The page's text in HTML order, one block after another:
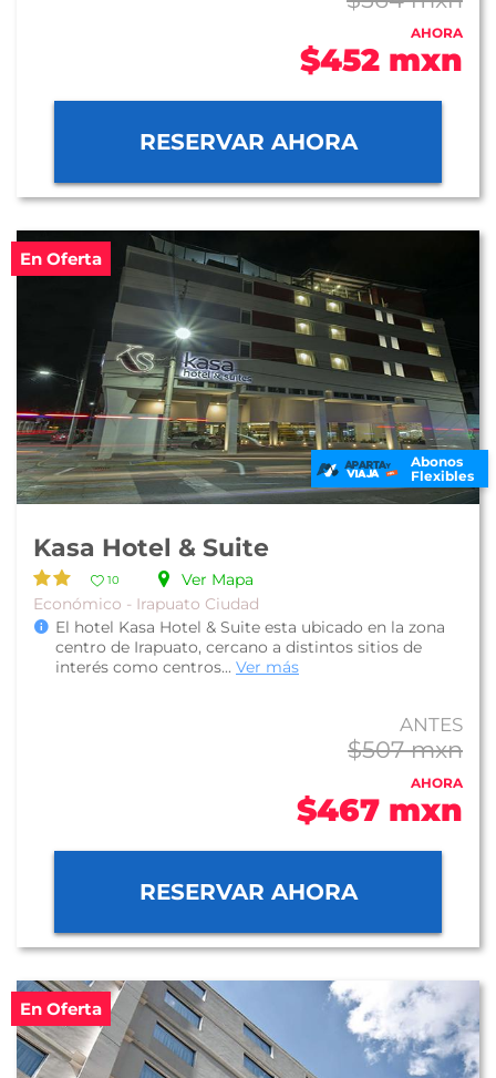
AHORA
$452 mxn
RESERVAR AHORA
En Oferta
Abonos
Flexibles
Kasa Hotel & Suite
10
Ver Mapa
Económico - Irapuato Ciudad
El hotel Kasa Hotel & Suite esta ubicado en la zona
centro de Irapuato, cercano a distintos sitios de
interés como centros... Ver más
ANTES
$507 mxn
AHORA
$467 mxn
RESERVAR AHORA
En Oferta